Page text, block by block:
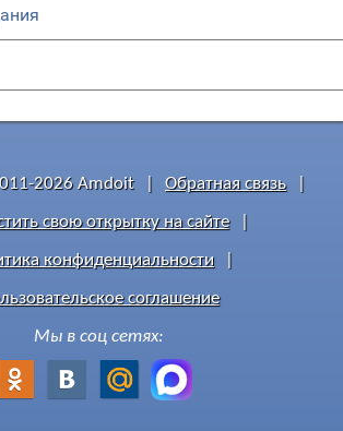
2026 Amdoit Обратная связь
свою открытку на сайте
конфиденциальности
соглашение
Мы в соц сетях: